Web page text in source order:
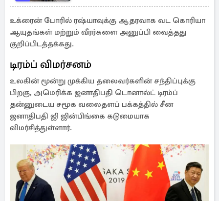
அதிசய நிகழ்வு
உக்ரைன் போரில் ரஷ்யாவுக்கு ஆதரவாக வட கொரியா
ஆயுதங்கள் மற்றும் வீரர்களை அனுப்பி வைத்தது
குறிப்பிடத்தக்கது.
டிரம்ப் விமர்சனம்
உலகின் மூன்று முக்கிய தலைவர்களின் சந்திப்புக்கு
பிறகு, அமெரிக்க ஜனாதிபதி டொனால்ட் டிரம்ப்
தன்னுடைய சமூக வலைதளப் பக்கத்தில் சீன
ஜனாதிபதி ஜி ஜின்பிங்கை கடுமையாக
விமர்சித்துள்ளார்.